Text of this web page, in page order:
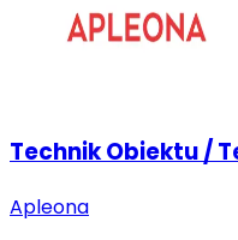
Technik Obiektu /
Apleona